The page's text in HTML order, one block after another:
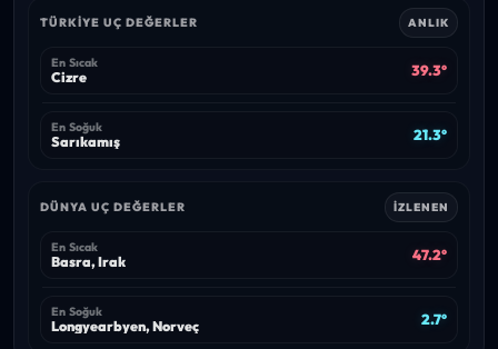
TÜRKIYE UÇ DEĞERLER ANLIK
En Sıcak
Cizre 39.3°
En Soğuk
Sarıkamış 21.3°
DÜNYA UÇ DEĞERLER İZLENEN
En Sıcak
Basra, Irak 47.2°
En Soğuk
Longyearbyen, Norveç 2.7°